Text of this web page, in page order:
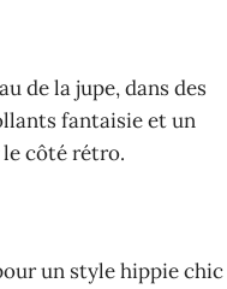
de la jupe, dans des
fantaisie et un
le côté rétro.
un style hippie chic